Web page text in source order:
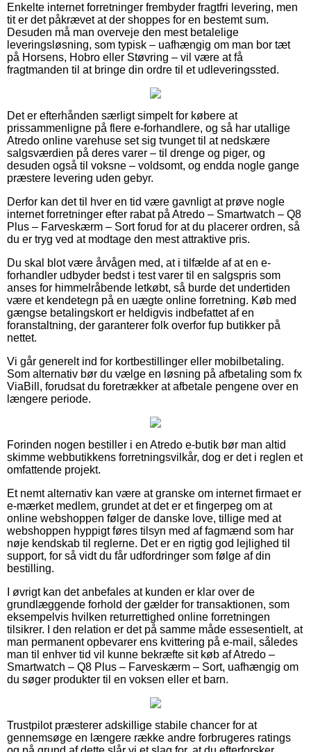
Enkelte internet forretninger frembyder fragtfri levering, men
tit er det påkrævet at der shoppes for en bestemt sum.
Desuden må man overveje den mest betalelige
leveringsløsning, som typisk – uafhængig om man bor tæt
på Horsens, Hobro eller Støvring – vil være at få
fragtmanden til at bringe din ordre til et udleveringssted.
Det er efterhånden særligt simpelt for købere at
prissammenligne på flere e-forhandlere, og så har utallige
Atredo online varehuse set sig tvunget til at nedskære
salgsværdien på deres varer – til drenge og piger, og
desuden også til voksne – voldsomt, og endda nogle gange
præstere levering uden gebyr.
Derfor kan det til hver en tid være gavnligt at prøve nogle
internet forretninger efter rabat på Atredo – Smartwatch – Q8
Plus – Farveskærm – Sort forud for at du placerer ordren, så
du er tryg ved at modtage den mest attraktive pris.
Du skal blot være årvågen med, at i tilfælde af at en e-
forhandler udbyder bedst i test varer til en salgspris som
anses for himmelråbende letkøbt, så burde det undertiden
være et kendetegn på en uægte online forretning. Køb med
gængse betalingskort er heldigvis indbefattet af en
foranstaltning, der garanterer folk overfor fup butikker på
nettet.
Vi går generelt ind for kortbestillinger eller mobilbetaling.
Som alternativ bør du vælge en løsning på afbetaling som fx
ViaBill, forudsat du foretrækker at afbetale pengene over en
længere periode.
Forinden nogen bestiller i en Atredo e-butik bør man altid
skimme webbutikkens forretningsvilkår, dog er det i reglen et
omfattende projekt.
Et nemt alternativ kan være at granske om internet firmaet er
e-mærket medlem, grundet at det er et fingerpeg om at
online webshoppen følger de danske love, tillige med at
webshoppen hyppigt føres tilsyn med af fagmænd som har
nøje kendskab til reglerne. Det er en rigtig god lejlighed til
support, for så vidt du får udfordringer som følge af din
bestilling.
I øvrigt kan det anbefales at kunden er klar over de
grundlæggende forhold der gælder for transaktionen, som
eksempelvis hvilken returrettighed online forretningen
tilsikrer. I den relation er det på samme måde essesentielt, at
man permanent opbevarer ens kvittering på e-mail, således
man til enhver tid vil kunne bekræfte sit køb af Atredo –
Smartwatch – Q8 Plus – Farveskærm – Sort, uafhængig om
du søger produkter til en voksen eller et barn.
Trustpilot præsterer adskillige stabile chancer for at
gennemsøge en længere række andre forbrugeres ratings